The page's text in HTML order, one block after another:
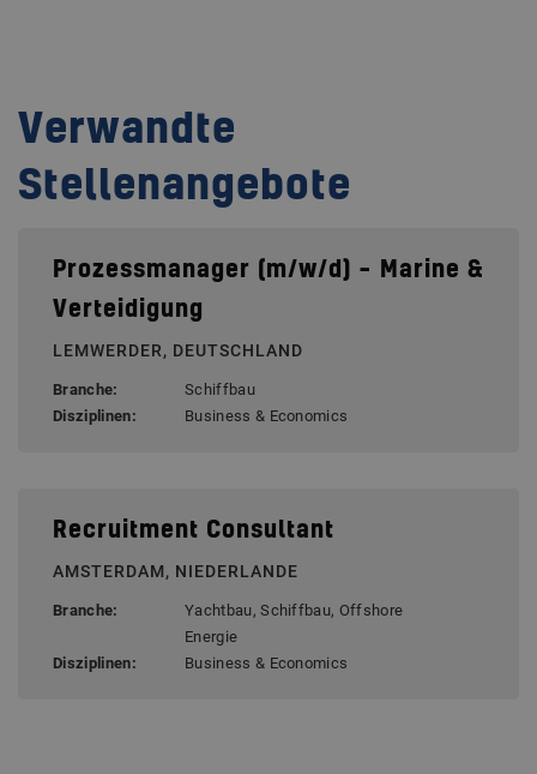
Verwandte
Stellenangebote
Prozessmanager (m/w/d) – Marine &
Verteidigung
LEMWERDER, DEUTSCHLAND
Branche:
Schiffbau
Disziplinen:
Business & Economics
Recruitment Consultant
AMSTERDAM, NIEDERLANDE
Branche:
Yachtbau, Schiffbau, Offshore
Energie
Disziplinen:
Business & Economics